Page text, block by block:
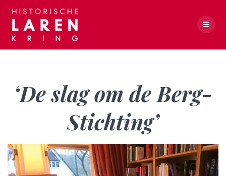
‘De slag om de Berg-
Stichting’